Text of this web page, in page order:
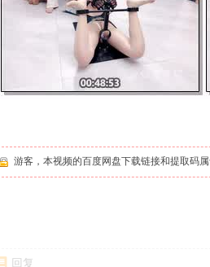
游客，本视频的百度网盘下载链接和提取码
回复